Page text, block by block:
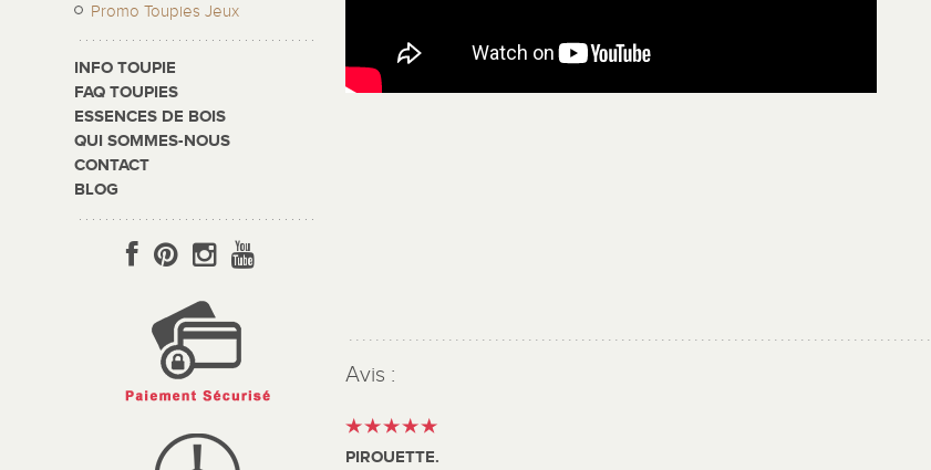
Promo Toupies Jeux
INFO TOUPIE
FAQ TOUPIES
ESSENCES DE BOIS
QUI SOMMES-NOUS
CONTACT
BLOG
Avis :
PIROUETTE.